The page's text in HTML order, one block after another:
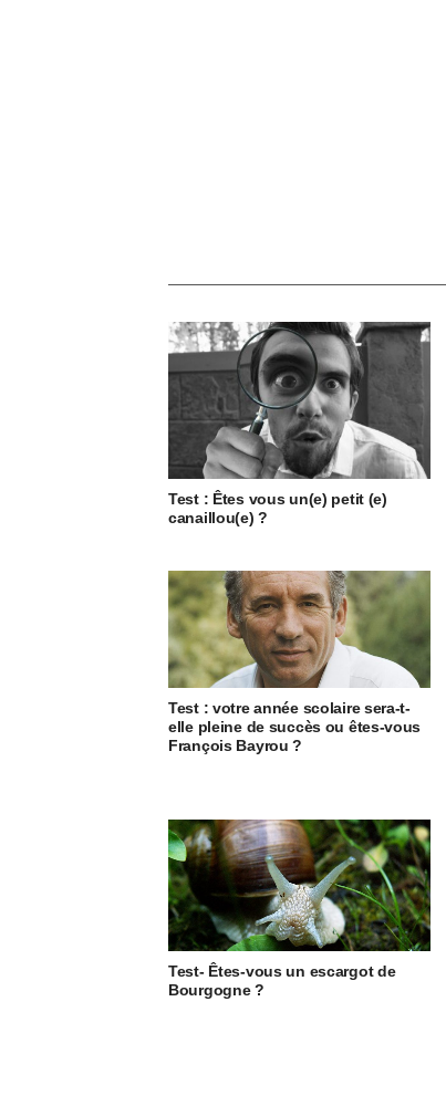
Test : Êtes vous un(e) petit (e)
canaillou(e) ?
Test : votre année scolaire sera-t-
elle pleine de succès ou êtes-vous
François Bayrou ?
Test- Êtes-vous un escargot de
Bourgogne ?